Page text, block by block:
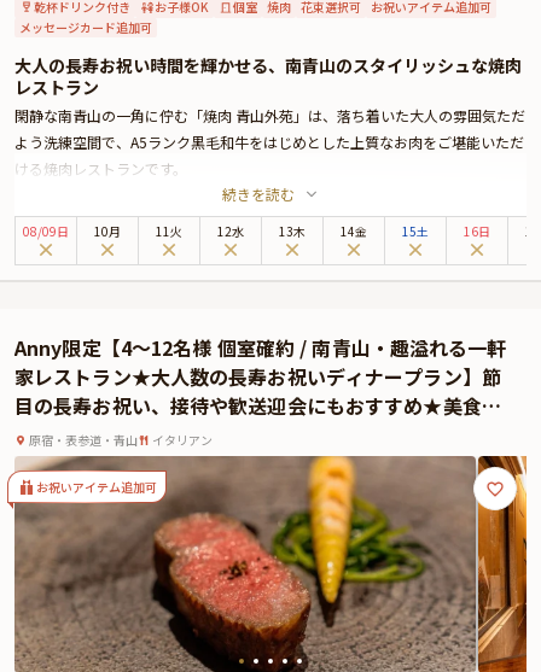
乾杯ドリンク付き お子様OK 個室 焼肉 花束選択可 お祝いアイテム追加可
メッセージカード追加可
大人の長寿お祝い時間を輝かせる、南青山のスタイリッシュな焼肉
レストラン
閑静な南青山の一角に佇む「焼肉 青山外苑」は、落ち着いた大人の雰囲気ただ
よう洗練空間で、A5ランク黒毛和牛をはじめとした上質なお肉をご堪能いただ
ける焼肉レストランです。
都内でも数少ない生食用食肉を取り扱っており、本プランでも和牛刺し・和牛
タタキ・和牛ユッケなど5種類の黒毛和牛刺身をお召し上がりいただけます。
そのほかにも、コースにはサーロインや霜降り・赤身の希少部位各種、特選タ
いお祝いのひとときをお過ごしいただけます。
続きを読む
08/09日 10月 11火 12水 13木 14金 15土 16日
Anny限定【4〜12名様 個室確約 / 南青山・趣溢れる一軒
家レストラン★大人数の長寿お祝いディナープラン】節
目の長寿お祝い、接待や歓送迎会にもおすすめ★美食の
饗宴〜Wメイン・Wパスタの贅沢なイタリアンコース＋
乾杯ドリンク＋メッセージプレート★表参道駅徒歩3分
原宿・表参道・青山 イタリアン
お祝いアイテム追加可